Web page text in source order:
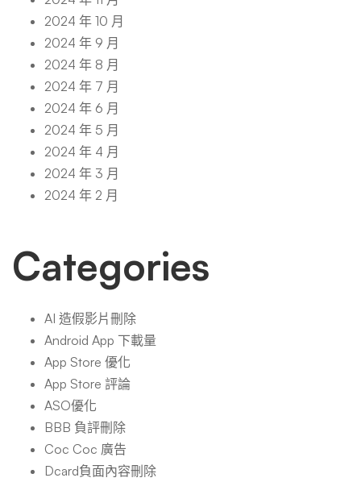
2024 年 10 月
2024 年 9 月
2024 年 8 月
2024 年 7 月
2024 年 6 月
2024 年 5 月
2024 年 4 月
2024 年 3 月
2024 年 2 月
Categories
AI 造假影片刪除
Android App 下載量
App Store 優化
App Store 評論
ASO優化
BBB 負評刪除
Coc Coc 廣告
Dcard負面內容刪除